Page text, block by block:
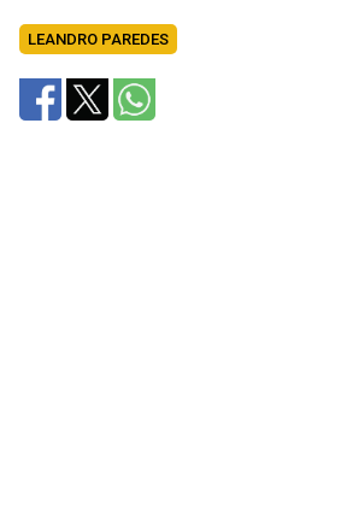
LEANDRO PAREDES